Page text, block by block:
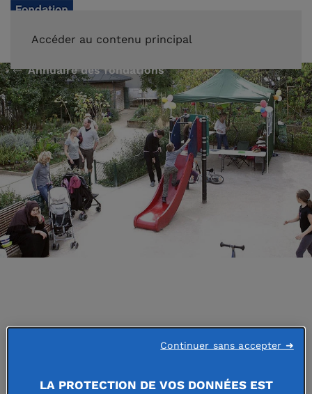
Accéder au contenu principal
Annuaire des fondations
FONDATION MAINTENANT
LA PROTECTION DE VOS DONNÉES EST
Continuer sans accepter ➜